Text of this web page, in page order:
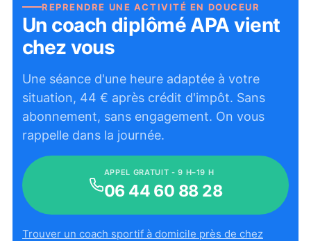
REPRENDRE UNE ACTIVITÉ EN DOUCEUR
Un coach diplômé APA vient
chez vous
Une séance d'une heure adaptée à votre
situation, 44 € après crédit d'impôt. Sans
abonnement, sans engagement. On vous
rappelle dans la journée.
APPEL GRATUIT - 9 H–19 H
06 44 60 88 28
Trouver un coach sportif à domicile près de chez